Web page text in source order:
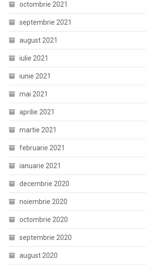
octombrie 2021
septembrie 2021
august 2021
iulie 2021
iunie 2021
mai 2021
aprilie 2021
martie 2021
februarie 2021
ianuarie 2021
decembrie 2020
noiembrie 2020
octombrie 2020
septembrie 2020
august 2020